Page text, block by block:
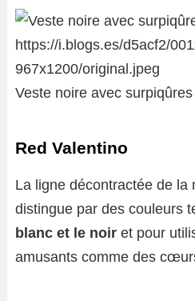
Veste noire avec surpiqûres
Red Valentino
La ligne décontractée de la
distingue par des couleurs
blanc et le noir et pour
amusants comme des